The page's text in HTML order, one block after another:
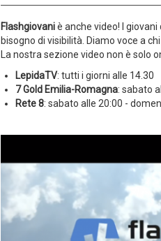
Flashgiovaniè anche video! I
bisogno di visibilità. Diamo voce a
La nostra sezione video non è solo
LepidaTV: tutti i giorni alle 14.30
7 Gold Emilia-Romagna: sabato
Rete 8: sabato alle 20:00 -